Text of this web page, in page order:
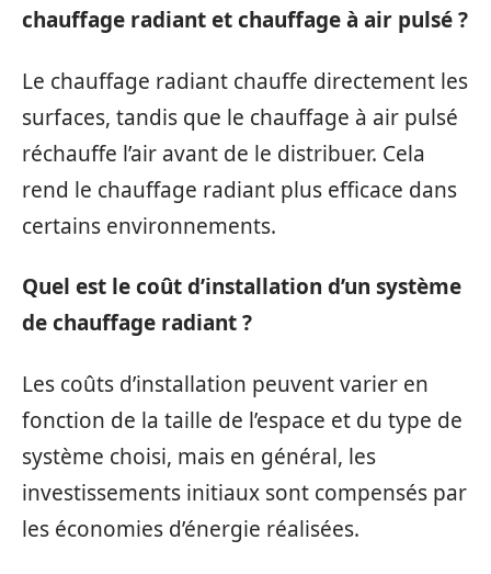
chauffage radiant et chauffage à air pulsé ?
Le chauffage radiant chauffe directement les
surfaces, tandis que le chauffage à air pulsé
réchauffe l’air avant de le distribuer. Cela
rend le chauffage radiant plus efficace dans
certains environnements.
Quel est le coût d’installation d’un système
de chauffage radiant ?
Les coûts d’installation peuvent varier en
fonction de la taille de l’espace et du type de
système choisi, mais en général, les
investissements initiaux sont compensés par
les économies d’énergie réalisées.